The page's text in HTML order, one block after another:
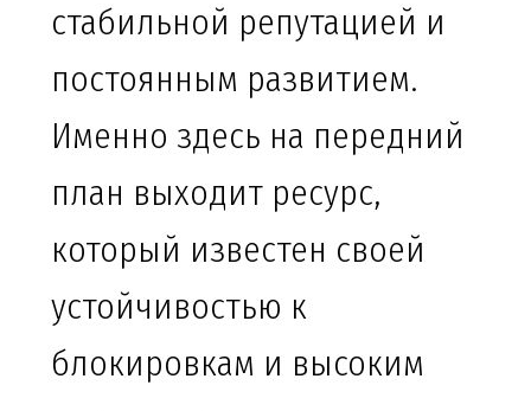
стабильной репутацией и
постоянным развитием.
Именно здесь на передний
план выходит ресурс,
который известен своей
устойчивостью к
блокировкам и высоким